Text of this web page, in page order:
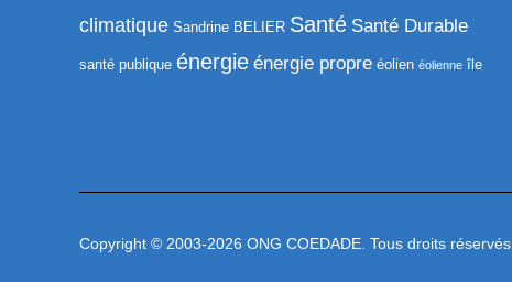
climatique Sandrine BELIER Santé Santé Durable
santé publique énergie énergie propre éolien éolienne île
Copyright © 2003-2026 ONG COEDADE. Tous droits réservés.